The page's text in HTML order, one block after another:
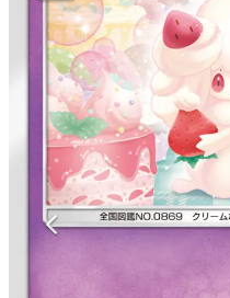
「経験値」「裏技
の起源や用法の変
イニーP氏が徹底
カテゴリ
特集記事
マンガ
女性向け
アプリレビュー